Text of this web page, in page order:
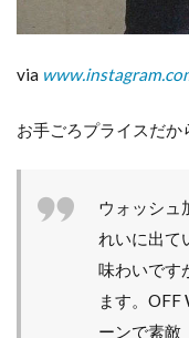
via
お手ごろプライスだか
ウォッシュ
れいに出て
味わいです
ます。
ーンで素敵